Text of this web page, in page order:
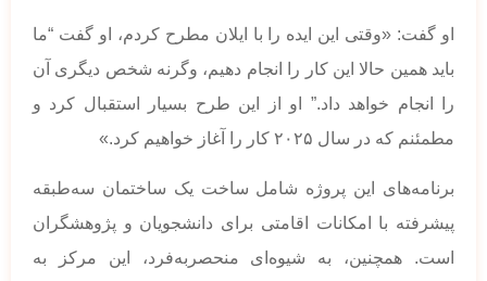
او گفت: «وقتی این ایده را با ایلان مطرح کردم، او گفت “ما
باید همین حالا این کار را انجام دهیم، وگرنه شخص دیگری آن
را انجام خواهد داد.” او از این طرح بسیار استقبال کرد و
مطمئنم که در سال ۲۰۲۵ کار را آغاز خواهیم کرد.»
برنامه‌های این پروژه شامل ساخت یک ساختمان سه‌طبقه
پیشرفته با امکانات اقامتی برای دانشجویان و پژوهشگران
است. همچنین، به شیوه‌ای منحصربه‌فرد، این مرکز به